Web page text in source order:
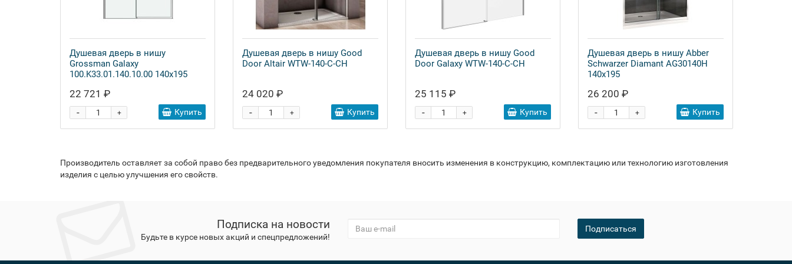
Душевая дверь в нишу
Grossman Galaxy
100.K33.01.140.10.00 140x195
22 721 ₽
+
- Купить
Душевая дверь в нишу Good
Door Altair WTW-140-C-CH
24 020 ₽
+
- Купить
Душевая дверь в нишу Good
Door Galaxy WTW-140-C-CH
25 115 ₽
+
- Купить
Душевая дверь в нишу Abber
Schwarzer Diamant AG30140H
140x195
26 200 ₽
+
- Купить
Производитель оставляет за собой право без предварительного уведомления покупателя вносить изменения в конструкцию, комплектацию или технологию изготовления
изделия с целью улучшения его свойств.
Подписка на новости
Будьте в курсе новых акций и спецпредложений!
Подписаться